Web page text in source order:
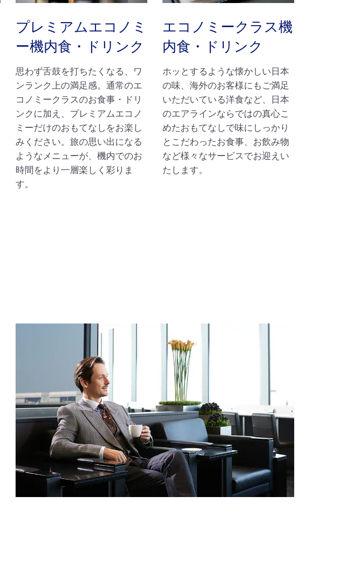
プレミアムエコノミ
ー機内食・ドリンク
思わず舌鼓を打ちたくなる、ワ
ンランク上の満足感。通常のエ
コノミークラスのお食事・ドリ
ンクに加え、プレミアムエコノ
ミーだけのおもてなしをお楽し
みください。旅の思い出になる
ようなメニューが、機内でのお
時間をより一層楽しく彩りま
す。
エコノミークラス機
内食・ドリンク
ホッとするような懐かしい日本
の味、海外のお客様にもご満足
いただいている洋食など、日本
のエアラインならではの真心こ
めたおもてなしで味にしっかり
とこだわったお食事、お飲み物
など様々なサービスでお迎えい
たします。